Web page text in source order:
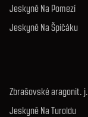
Jeskyně Na Pomezí
Jeskyně Na Špičáku
Zbrašovské aragonit. j.
Jeskyně Na Turoldu